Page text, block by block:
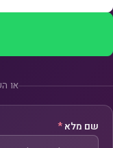
או
שם מלא *